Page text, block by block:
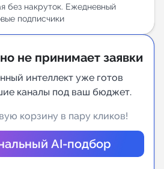
каналов
сопровождение
без накруток. Ежедневный
подписчики
не принимает заявки
интеллект уже готов
каналы под ваш бюджет.
корзину в пару кликов!
AI-подбор